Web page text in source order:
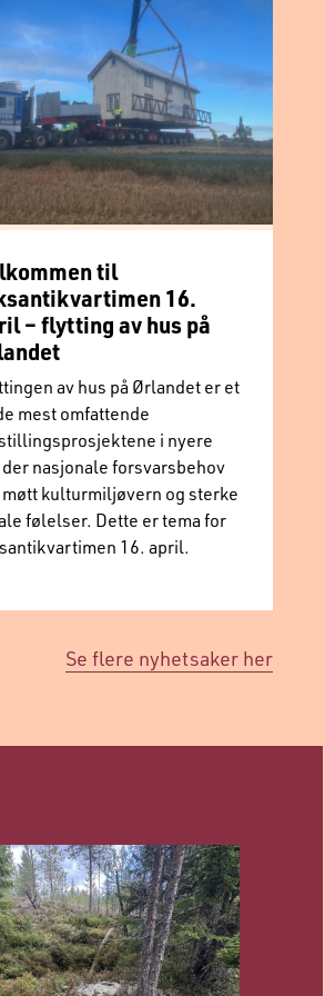
til
16.
– flytting av hus på
av hus på Ørlandet er et
mest omfattende
i nyere
nasjonale forsvarsbehov
møtt kulturmiljøvern og sterke
følelser. Dette er tema for
16. april.
Se flere nyhetsaker her